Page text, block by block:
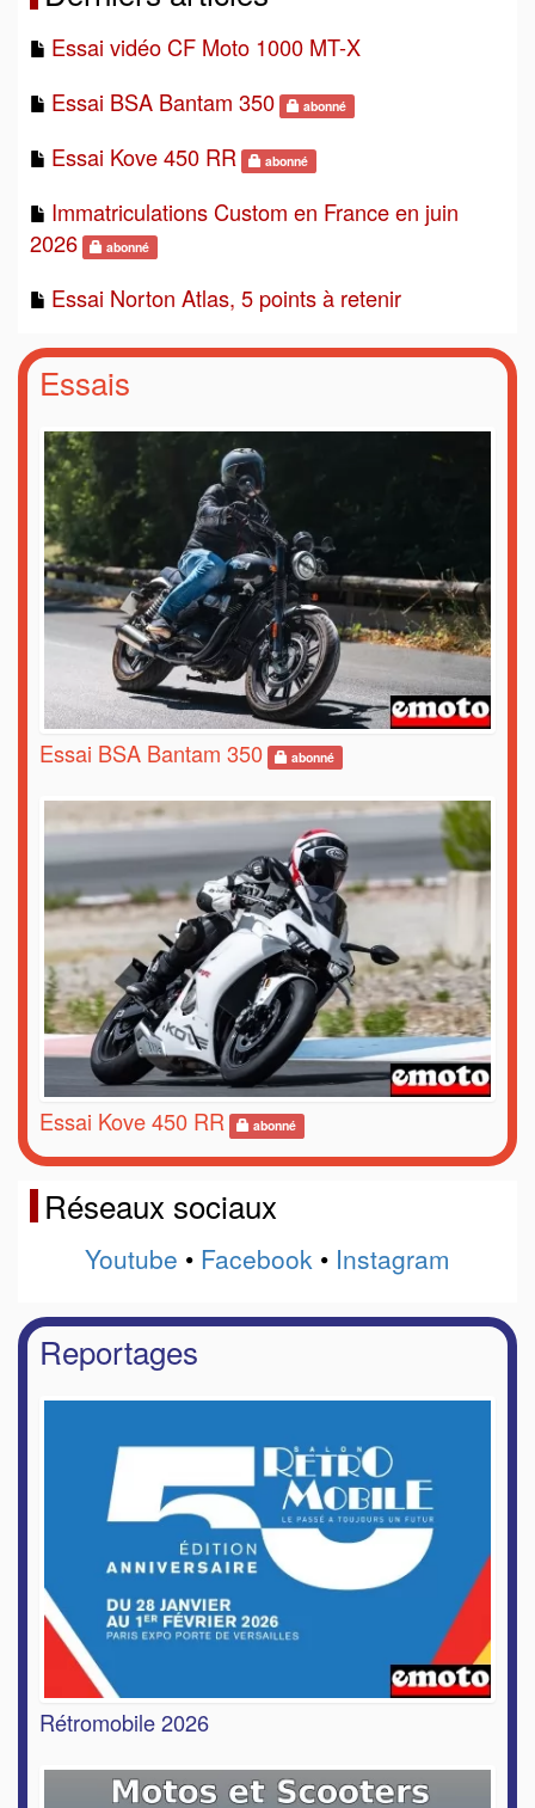
Essai vidéo CF Moto 1000 MT-X
Essai BSA Bantam 350
abonné
Essai Kove 450 RR abonné
Immatriculations Custom en France en juin
2026
abonné
Essai Norton Atlas, 5 points à retenir
Essais
Essai BSA Bantam 350 abonné
Essai Kove 450 RR abonné
Réseaux sociaux
Youtube • Facebook • Instagram
Reportages
Rétromobile 2026